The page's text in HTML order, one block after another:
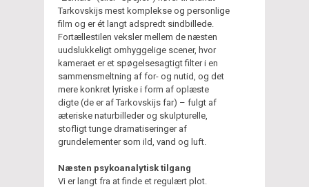
Tarkovskijs mest komplekse og personlige
film og er ét langt adspredt sindbillede.
Fortællestilen veksler mellem de næsten
uudslukkeligt omhyggelige scener, hvor
kameraet er et spøgelsesagtigt filter i en
sammensmeltning af for- og nutid, og det
mere konkret lyriske i form af oplæste
digte (de er af Tarkovskijs far) – fulgt af
æteriske naturbilleder og skulpturelle,
stofligt tunge dramatiseringer af
grundelementer som ild, vand og luft.
Næsten psykoanalytisk tilgang
Vi er langt fra at finde et regulært plot.